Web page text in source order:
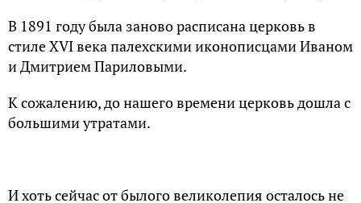
В 1891 году была заново расписана церковь в
стиле XVI века палехскими иконописцами Иваном
и Дмитрием Париловыми.
К сожалению, до нашего времени церковь дошла с
большими утратами.
И хоть сейчас от былого великолепия осталось не